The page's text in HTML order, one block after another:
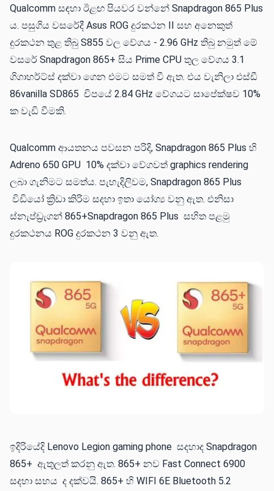
Qualcomm සඳහා ඊළඟ පියවර වන්නේ Snapdragon 865 Plus
ය. පසුගිය වසරේදී Asus ROG දුරකථන II සහ අනෙකුත්
දුරකථන තුළ තිබු S855 වල වේගය - 2.96 GHz තිබු නමුත් මේ
වසරේ Snapdragon 865+ සිය Prime CPU තුල වේගය 3.1
ගිගාහර්ට්ස් දක්වා ගෙන එමට සමත් වී ඇත. එය වැනිලා එස්ඩී
86vanilla SD865 චිපයේ 2.84 GHz වේගයට සාපේක්ෂව 10%
ක වැඩි වීමකි.
Qualcomm ආයතනය පවසන පරිදි, Snapdragon 865 Plus හි
Adreno 650 GPU 10% දක්වා වේගවත් graphics rendering
ලබා ගැනිමට සමත්ය. පැහැදිලිවම, Snapdragon 865 Plus
විඩියෝ ක්‍රිඩා කිරිම සදහ‍ා ඉත‍ා යෝග්‍ය වනු ඇත. එනිසා
ස්නැප්ඩ්‍රැගන් 865+Snapdragon 865 Plus සහිත පළමු
දුරකථනය ROG දුරකථන 3 වනු ඇත.
ඉදිරියේදි Lenovo Legion gaming phone සදහාද Snapdragon
865+ ඇතුලත් කරනු ඇත. 865+ නව Fast Connect 6900
සදහා සහය ද දක්වයි. 865+ හි WIFI 6E Bluetooth 5.2